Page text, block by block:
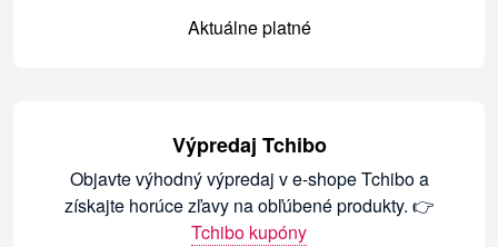
Aktuálne platné
Výpredaj Tchibo
Objavte výhodný výpredaj v e-shope Tchibo a
získajte horúce zľavy na obľúbené produkty. 👉
Tchibo kupóny